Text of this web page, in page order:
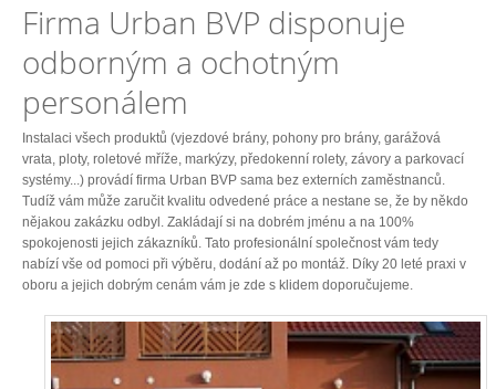
Firma Urban BVP disponuje
odborným a ochotným
personálem
Instalaci všech produktů (vjezdové brány, pohony pro brány, garážová
vrata, ploty, roletové mříže, markýzy, předokenní rolety, závory a parkovací
systémy...) provádí firma Urban BVP sama bez externích zaměstnanců.
Tudíž vám může zaručit kvalitu odvedené práce a nestane se, že by někdo
nějakou zakázku odbyl. Zakládají si na dobrém jménu a na 100%
spokojenosti jejich zákazníků. Tato profesionální společnost vám tedy
nabízí vše od pomoci při výběru, dodání až po montáž. Díky 20 leté praxi v
oboru a jejich dobrým cenám vám je zde s klidem doporučujeme.